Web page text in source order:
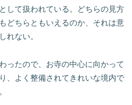
して扱われている。どちらの見方
どちらともいえるのか、それは意
れない。
ったので、お寺の中心に向かって
、よく整備されてきれいな境内で